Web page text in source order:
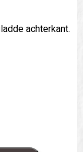
achterkant.